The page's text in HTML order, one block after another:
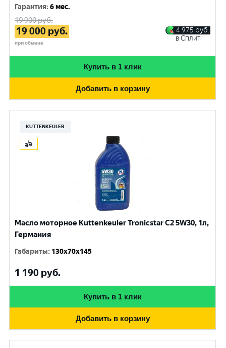
Гарантия:6 мес.
19 900руб.
19 000 руб.
при обмене
4 975 руб.
в Сплит
Купить в 1 клик
Добавить в корзину
KUTTENKEULER
Масло моторное Kuttenkeuler Tronicstar C2 5W30, 1л,
Германия
Габариты: 130x70x145
1 190 руб.
Купить в 1 клик
Добавить в корзину